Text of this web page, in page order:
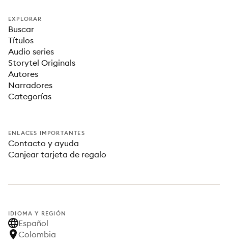
EXPLORAR
Buscar
Títulos
Audio series
Storytel Originals
Autores
Narradores
Categorías
ENLACES IMPORTANTES
Contacto y ayuda
Canjear tarjeta de regalo
IDIOMA Y REGIÓN
Español
Colombia